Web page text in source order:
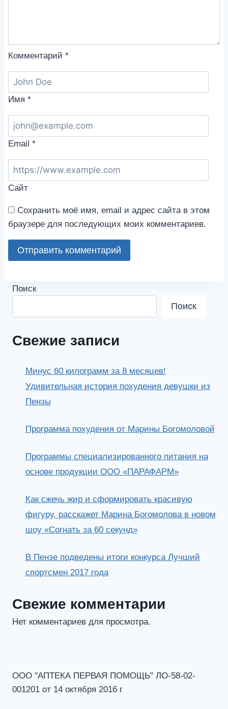
Комментарий *
Имя *
Email *
Сайт
Сохранить моё имя, email и адрес сайта в этом
браузере для последующих моих комментариев.
Поиск
Поиск
Свежие записи
Минус 60 килограмм за 8 месяцев!
Удивительная история похудения девушки из
Пензы
Программа похудения от Марины Богомоловой
Программы специализированного питания на
основе продукции ООО «ПАРАФАРМ»
Как сжечь жир и сформировать красивую
фигуру, расскажет Марина Богомолова в новом
шоу «Согнать за 60 секунд»
В Пензе подведены итоги конкурса Лучший
спортсмен 2017 года
Свежие комментарии
Нет комментариев для просмотра.
ООО "АПТЕКА ПЕРВАЯ ПОМОЩЬ" ЛО-58-02-
001201 от 14 октября 2016 г